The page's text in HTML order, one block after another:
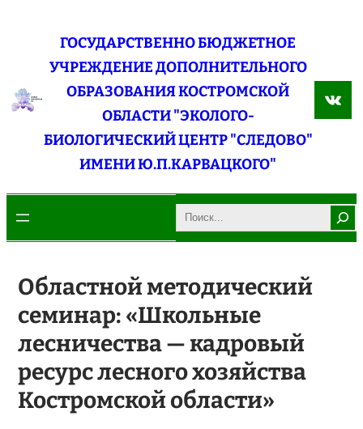
содержимому
ГОСУДАРСТВЕННО БЮДЖЕТНОЕ
УЧРЕЖДЕНИЕ ДОПОЛНИТЕЛЬНОГО
ОБРАЗОВАНИЯ КОСТРОМСКОЙ
ОБЛАСТИ "ЭКОЛОГО-
БИОЛОГИЧЕСКИЙ ЦЕНТР "СЛЕДОВО"
ИМЕНИ Ю.П.КАРВАЦКОГО"
Search
Областной методический
семинар: «Школьные
лесничества — кадровый
ресурс лесного хозяйства
Костромской области»